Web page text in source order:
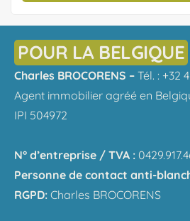
POUR LA BELGIQUE
Charles BROCORENS – Tél. : +32
Agent immobilier agréé en
IPI 504972
N° d’entreprise / TVA :
Personne de contact anti-
RGPD: Charles BROCORENS